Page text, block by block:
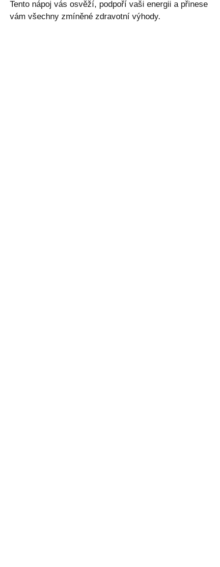
Tento nápoj vás osvěží, podpoří vaši energii a přinese
vám všechny zmíněné zdravotní výhody.